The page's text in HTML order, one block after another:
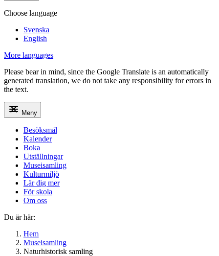
Helsingborgs museum
Choose language
Svenska
English
More languages
Please bear in mind, since the Google Translate is an automatically
generated translation, we do not take any responsibility for errors in
the text.
Meny
Besöksmål
Kalender
Boka
Utställningar
Museisamling
Kulturmiljö
Lär dig mer
För skola
Om oss
Du är här:
Hem
Museisamling
Naturhistorisk samling